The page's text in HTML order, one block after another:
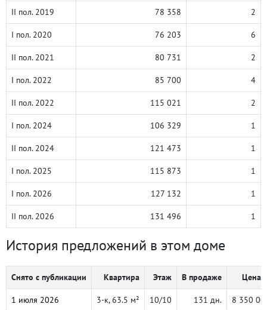
II пол. 2019 78 358 2
I пол. 2020 76 203 6
II пол. 2021 80 731 2
I пол. 2022 85 700 4
II пол. 2022 115 021 2
I пол. 2024 106 329 1
II пол. 2024 121 473 1
I пол. 2025 115 873 1
I пол. 2026 127 132 1
II пол. 2026 131 496 1
История предложений в этом доме
Снято с публикации Квартира Этаж В продаже Цена,
1 июля 2026 3-к, 63.5 м² 10/10 131 дн. 8 350